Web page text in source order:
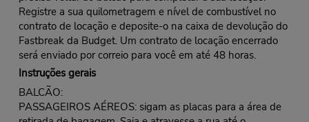
Registre a sua quilometragem e nível de combustível no
contrato de locação e deposite-o na caixa de devolução do
Fastbreak da Budget. Um contrato de locação encerrado
será enviado por correio para você em até 48 horas.
Instruções gerais
BALCÃO:
PASSAGEIROS AÉREOS: sigam as placas para a área de